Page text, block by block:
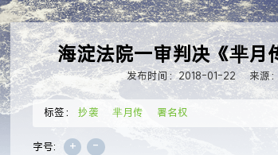
海淀法院一审判决《芈月
发布时间：2018-01-22 来源
标签： 抄袭 芈月传 署名权
字号: + -